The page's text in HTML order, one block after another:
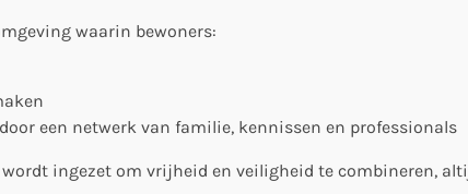
waarin bewoners:
een netwerk van familie, kennissen en professionals
ingezet om vrijheid en veiligheid te combineren,